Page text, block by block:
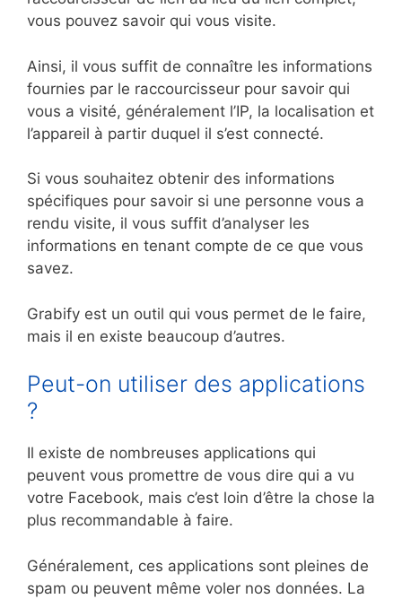
vous pouvez savoir qui vous visite.
Ainsi, il vous suffit de connaître les informations
fournies par le raccourcisseur pour savoir qui
vous a visité, généralement l’IP, la localisation et
l’appareil à partir duquel il s’est connecté.
Si vous souhaitez obtenir des informations
spécifiques pour savoir si une personne vous a
rendu visite, il vous suffit d’analyser les
informations en tenant compte de ce que vous
savez.
Grabify est un outil qui vous permet de le faire,
mais il en existe beaucoup d’autres.
Peut-on utiliser des applications
?
Il existe de nombreuses applications qui
peuvent vous promettre de vous dire qui a vu
votre Facebook, mais c’est loin d’être la chose la
plus recommandable à faire.
Généralement, ces applications sont pleines de
spam ou peuvent même voler nos données. La